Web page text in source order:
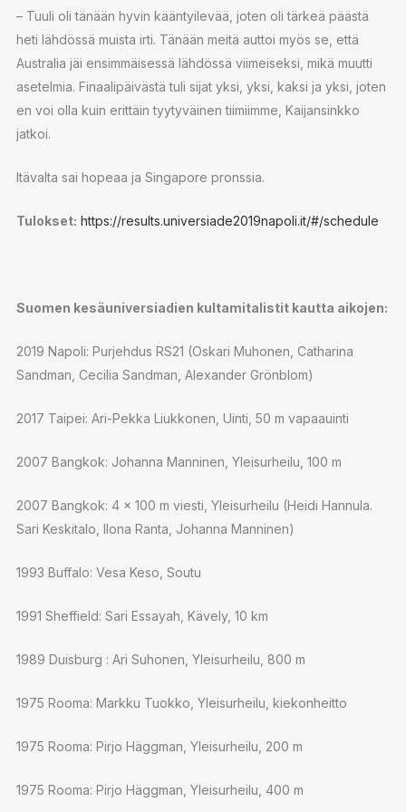
– Tuuli oli tänään hyvin kääntyilevää, joten oli tärkeä päästä
heti lähdössä muista irti. Tänään meitä auttoi myös se, että
Australia jäi ensimmäisessä lähdössä viimeiseksi, mikä muutti
asetelmia. Finaalipäivästä tuli sijat yksi, yksi, kaksi ja yksi, joten
en voi olla kuin erittäin tyytyväinen tiimiimme, Kaijansinkko
jatkoi.
Itävalta sai hopeaa ja Singapore pronssia.
Tulokset: https://results.universiade2019napoli.it/#/schedule
Suomen kesäuniversiadien kultamitalistit kautta aikojen:
2019 Napoli: Purjehdus RS21 (Oskari Muhonen, Catharina
Sandman, Cecilia Sandman, Alexander Grönblom)
2017 Taipei: Ari-Pekka Liukkonen, Uinti, 50 m vapaauinti
2007 Bangkok: Johanna Manninen, Yleisurheilu, 100 m
2007 Bangkok: 4 x 100 m viesti, Yleisurheilu (Heidi Hannula.
Sari Keskitalo, Ilona Ranta, Johanna Manninen)
1993 Buffalo: Vesa Keso, Soutu
1991 Sheffield: Sari Essayah, Kävely, 10 km
1989 Duisburg : Ari Suhonen, Yleisurheilu, 800 m
1975 Rooma: Markku Tuokko, Yleisurheilu, kiekonheitto
1975 Rooma: Pirjo Häggman, Yleisurheilu, 200 m
1975 Rooma: Pirjo Häggman, Yleisurheilu, 400 m